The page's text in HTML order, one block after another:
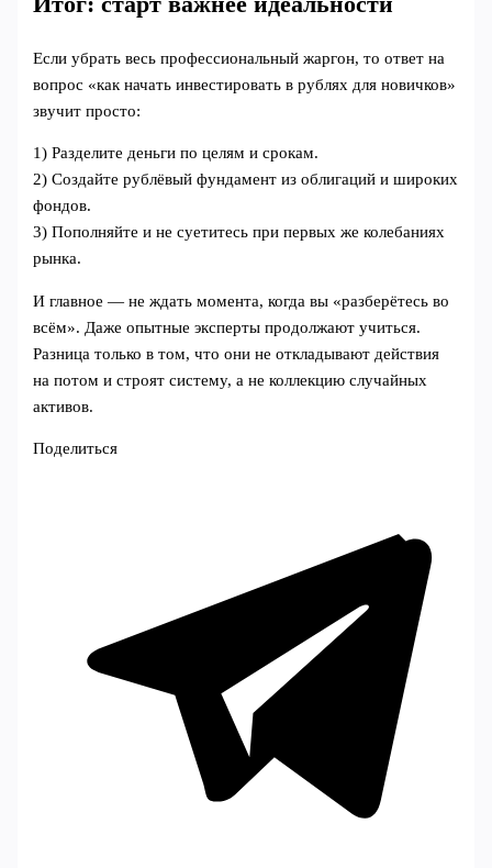
Если убрать весь профессиональный жаргон, то ответ на
вопрос «как начать инвестировать в рублях для новичков»
звучит просто:
1) Разделите деньги по целям и срокам.
2) Создайте рублёвый фундамент из облигаций и широких
фондов.
3) Пополняйте и не суетитесь при первых же колебаниях
рынка.
И главное — не ждать момента, когда вы «разберётесь во
всём». Даже опытные эксперты продолжают учиться.
Разница только в том, что они не откладывают действия
на потом и строят систему, а не коллекцию случайных
активов.
Поделиться